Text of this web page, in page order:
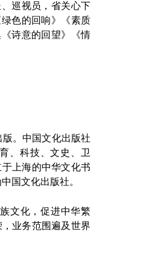
巡视员，省关心下
色的回响》《素质
诗意的回望》《情
版。中国文化出版社
、科技、文史、卫
上海的中华文化书
国文化出版社。
文化，促进中华繁
业务范围遍及世界